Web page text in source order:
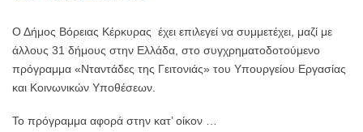
Ο Δήμος Βόρειας Κέρκυρας έχει επιλεγεί να συμμετέχει, μαζί με
άλλους 31 δήμους στην Ελλάδα, στο συγχρηματοδοτούμενο
πρόγραμμα «Νταντάδες της Γειτονιάς» του Υπουργείου Εργασίας
και Κοινωνικών Υποθέσεων.
Το πρόγραμμα αφορά στην κατ’ οίκον …